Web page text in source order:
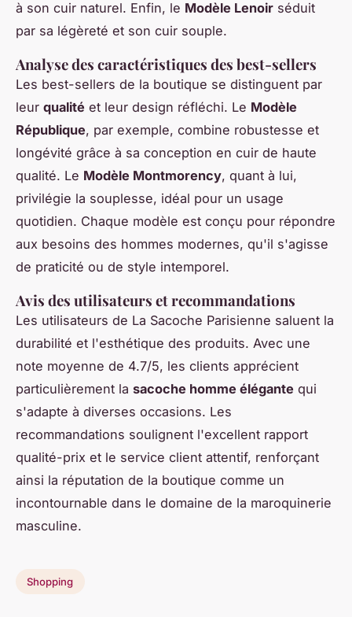
à son cuir naturel. Enfin, le Modèle Lenoir séduit
par sa légèreté et son cuir souple.
Analyse des caractéristiques des best-sellers
Les best-sellers de la boutique se distinguent par
leur qualité et leur design réfléchi. Le Modèle
République, par exemple, combine robustesse et
longévité grâce à sa conception en cuir de haute
qualité. Le Modèle Montmorency, quant à lui,
privilégie la souplesse, idéal pour un usage
quotidien. Chaque modèle est conçu pour répondre
aux besoins des hommes modernes, qu'il s'agisse
de praticité ou de style intemporel.
Avis des utilisateurs et recommandations
Les utilisateurs de La Sacoche Parisienne saluent la
durabilité et l'esthétique des produits. Avec une
note moyenne de 4.7/5, les clients apprécient
particulièrement la sacoche homme élégante qui
s'adapte à diverses occasions. Les
recommandations soulignent l'excellent rapport
qualité-prix et le service client attentif, renforçant
ainsi la réputation de la boutique comme un
incontournable dans le domaine de la maroquinerie
masculine.
Shopping